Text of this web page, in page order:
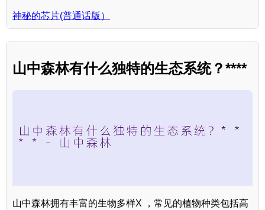
神秘的芯片(普通话版）
山中森林有什么独特的生态系统？****
山中森林拥有丰富的生物多样X ，常见的植物种类包括高